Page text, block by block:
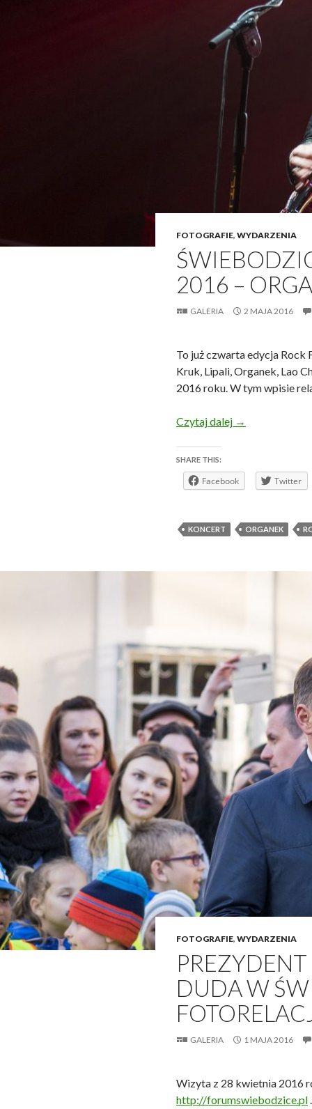
FOTOGRAFIE, WYDARZENIA
2016 –
GALERIA 2 MAJA 2016
To już czwarta edycja Rock
Kruk, Lipali, Organek, Lao
2016 roku. W tym wpisie
Czytaj dalej Świebodzice
→
SHARE THIS:
Facebook Twitter
KONCERT ORGANEK
FOTOGRAFIE, WYDARZENIA
DUDA W
GALERIA 1 MAJA 2016
Wizyta z 28 kwietnia 2016
http://forumswiebodzice.pl.